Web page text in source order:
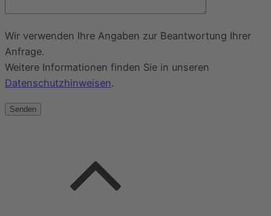
Wir verwenden Ihre Angaben zur Beantwortung Ihrer
Anfrage.
Weitere Informationen finden Sie in unseren
Datenschutzhinweisen.